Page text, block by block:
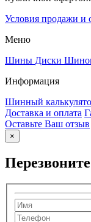
Условия продажи и
Меню
Шины Диски
Информация
Шинный
Доставка и оплата
Оставьте Ваш отзыв
×